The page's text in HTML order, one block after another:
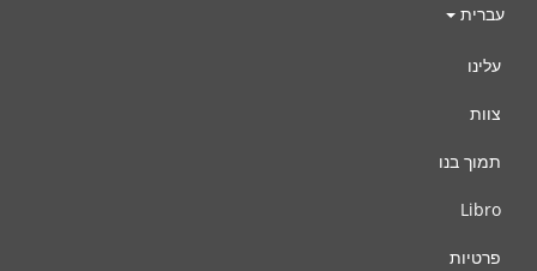
עברית
עלינו
צוות
תמוך בנו
Libro
פרטיות